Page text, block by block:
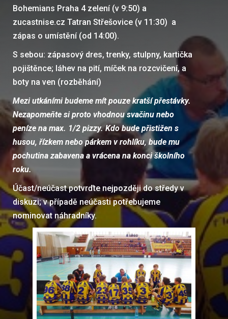
Bohemians Praha 4 zelení (v 9:50) a
zucastnise.cz Tatran Střešovice (v 11:30) a
zápas o umístění (od 14:00).
S sebou: zápasový dres, trenky, stulpny, kartička
pojištěnce; láhev na pití, míček na rozcvičení, a
boty na ven (rozběhání)
Mezi utkáními budeme mít pouze kratší přestávky.
Nezapomeňte si proto vhodnou svačinu nebo
peníze na max. 1/2 pizzy. Kdo bude přistižen s
husou, řízkem nebo párkem v rohlíku, bude mu
pochutina zabavena a vrácena na konci školního
roku.
Účast/neúčast potvrďte nejpozději do středy v
diskuzi; v případě neúčasti potřebujeme
nominovat náhradníky.